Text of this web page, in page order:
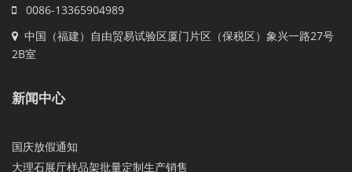
0086-13365904989
中国（福建）自由贸易试验区厦门片区（保税区）象兴一路27号
2B室
新闻中心
国庆放假通知
大理石展厅样品架批量定制生产销售